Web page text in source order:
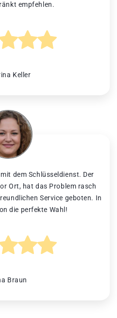
empfehlen.
Keller
dem Schlüsseldienst. Der
Ort, hat das Problem rasch
Service geboten. In
die perfekte Wahl!
Braun